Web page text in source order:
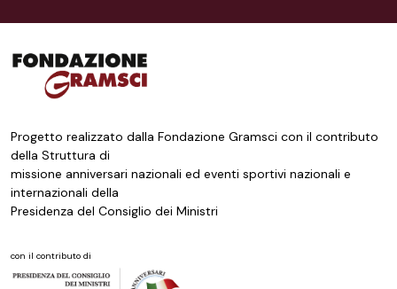
Progetto realizzato dalla Fondazione Gramsci con il contributo
della Struttura di
missione anniversari nazionali ed eventi sportivi nazionali e
internazionali della
Presidenza del Consiglio dei Ministri
con il contributo di